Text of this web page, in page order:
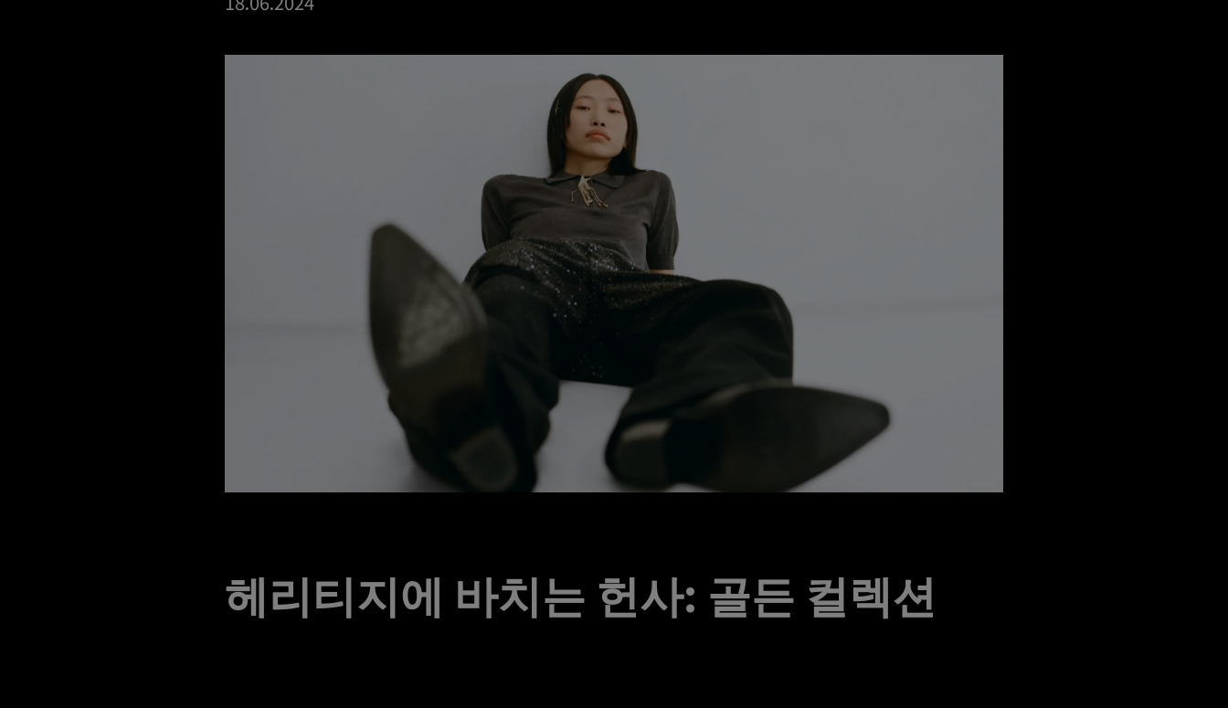
헤리티지에 바치는 헌사: 골든 컬렉션